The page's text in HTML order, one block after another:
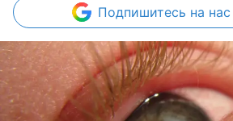
Подпишитесь на